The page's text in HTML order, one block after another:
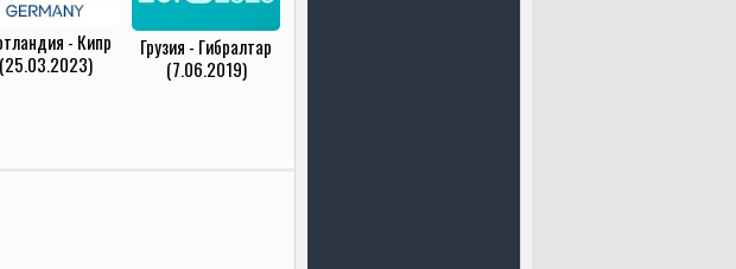
- Кипр
(25.03.2023)
Грузия - Гибралтар
(7.06.2019)